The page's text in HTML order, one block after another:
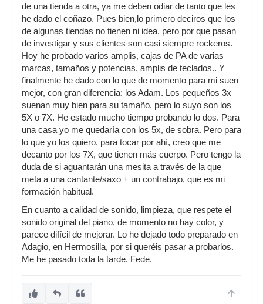
de una tienda a otra, ya me deben odiar de tanto que les
he dado el coñazo. Pues bien,lo primero deciros que los
de algunas tiendas no tienen ni idea, pero por que pasan
de investigar y sus clientes son casi siempre rockeros.
Hoy he probado varios amplis, cajas de PA de varias
marcas, tamaños y potencias, amplis de teclados.. Y
finalmente he dado con lo que de momento para mi suen
mejor, con gran diferencia: los Adam. Los pequeños 3x
suenan muy bien para su tamaño, pero lo suyo son los
5X o 7X. He estado mucho tiempo probando lo dos. Para
una casa yo me quedaría con los 5x, de sobra. Pero para
lo que yo los quiero, para tocar por ahí, creo que me
decanto por los 7X, que tienen más cuerpo. Pero tengo la
duda de si aguantarán una mesita a través de la que
meta a una cantante/saxo + un contrabajo, que es mi
formación habitual.
En cuanto a calidad de sonido, limpieza, que respete el
sonido original del piano, de momento no hay color, y
parece difícil de mejorar. Lo he dejado todo preparado en
Adagio, en Hermosilla, por si queréis pasar a probarlos.
Me he pasado toda la tarde. Fede.